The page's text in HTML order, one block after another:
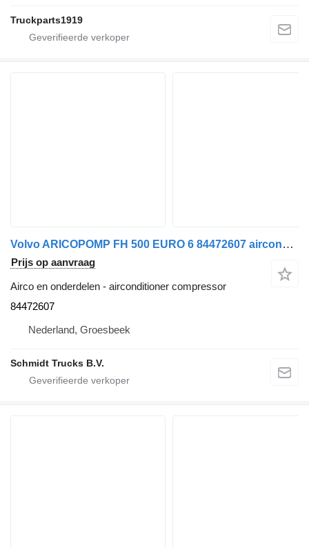
Truckparts1919
Volvo ARICOPOMP FH 500 EURO 6 84472607 airconditioner compressor voor vrachtwagen
Prijs op aanvraag
Airco en onderdelen - airconditioner compressor
84472607
Nederland, Groesbeek
Schmidt Trucks B.V.